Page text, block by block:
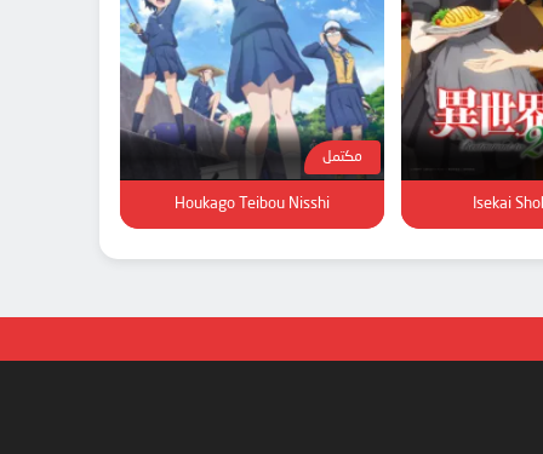
Isekai
مكتمل
Houkago Teibou Nisshi